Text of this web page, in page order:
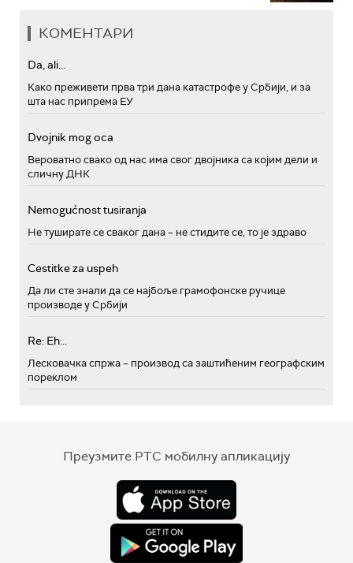
КОМЕНТАРИ
Da, ali...
Како преживети прва три дана катастрофе у Србији, и за
шта нас припрема ЕУ
Dvojnik mog oca
Вероватно свако од нас има свог двојника са којим дели и
сличну ДНК
Nemogućnost tusiranja
Не туширате се сваког дана – не стидите се, то је здраво
Cestitke za uspeh
Да ли сте знали да се најбоље грамофонске ручице
производе у Србији
Re: Eh...
Лесковачка спржа – производ са заштићеним географским
пореклом
Преузмите РТС мобилну апликацију